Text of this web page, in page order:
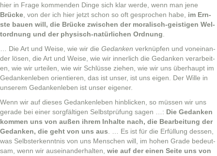
hier in Frage kom­menden Dinge sich klar werde, wenn man jene
Brücke, von der ich hier jet­zt schon so oft gesprochen habe, im Ern­
ste bauen will, die Brücke zwis­chen der moralisch-geisti­gen Wel­
tord­nung und der physisch-natür­lichen Ord­nung.
… Die Art und Weise, wie wir die Gedanken verknüpfen und voneinan­
der lösen, die Art und Weise, wie wir inner­lich die Gedanken ver­ar­beit­
en, wie wir urteilen, wie wir Schlüsse ziehen, wie wir uns über­haupt im
Gedanken­leben ori­en­tieren, das ist unser, ist uns eigen. Der Wille in
unserem Gedanken­leben ist unser eigener.
Wenn wir auf dieses Gedanken­leben hin­blick­en, so müssen wir uns
ger­ade bei ein­er sorgfälti­gen Selb­st­prü­fung sagen …: Die Gedanken
kom­men uns von außen ihrem Inhalte nach, die Bear­beitung der
Gedanken, die geht von uns aus. … Es ist für die Erfül­lung dessen,
was Selb­sterken­nt­nis von uns Men­schen will, im hohen Grade bedeut­
sam, wenn wir auseinan­der­hal­ten, wie auf der einen Seite uns von